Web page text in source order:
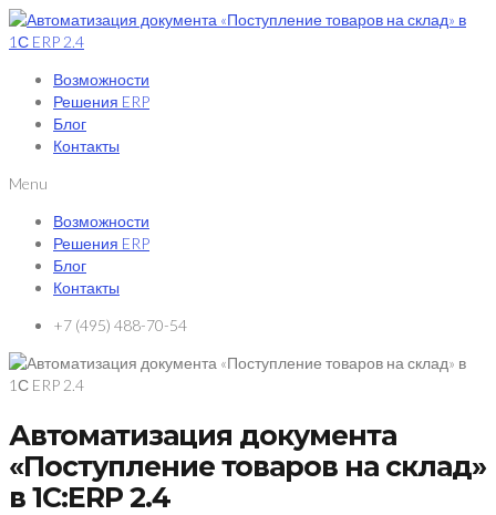
Возможности
Решения ERP
Блог
Контакты
Menu
Возможности
Решения ERP
Блог
Контакты
+7 (495) 488-70-54
Автоматизация документа
«Поступление товаров на склад»
в 1С:ERP 2.4